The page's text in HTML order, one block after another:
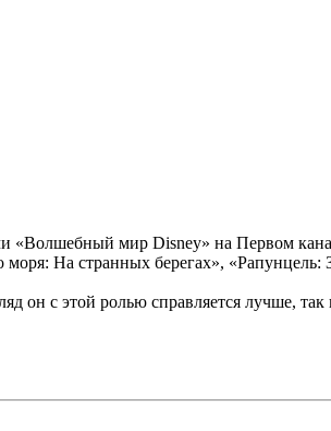
мир Disney» на Первом
На странных берегах»,
с этой ролью справляется лучше, так